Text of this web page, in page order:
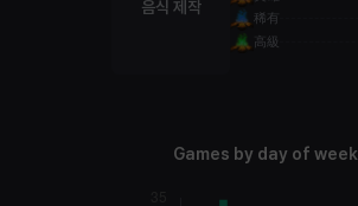
음식 제작
稀有
高級
Games by day of week